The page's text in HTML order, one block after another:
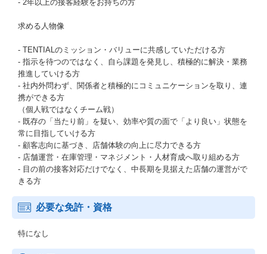
- 2年以上の接客経験をお持ちの方
求める人物像
- TENTIALのミッション・バリューに共感していただける方
- 指示を待つのではなく、自ら課題を発見し、積極的に解決・業務
推進していける方
- 社内外問わず、関係者と積極的にコミュニケーションを取り、連
携ができる方
（個人戦ではなくチーム戦）
- 既存の「当たり前」を疑い、効率や質の面で「より良い」状態を
常に目指していける方
- 顧客志向に基づき、店舗体験の向上に尽力できる方
- 店舗運営・在庫管理・マネジメント・人材育成へ取り組める方
- 目の前の接客対応だけでなく、中長期を見据えた店舗の運営がで
きる方
必要な免許・資格
特になし